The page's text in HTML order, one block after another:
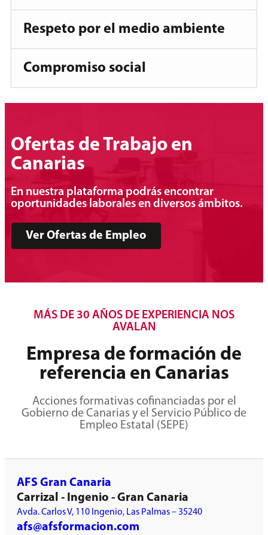
Respeto por el medio ambiente
Compromiso social
Ofertas de Trabajo en
Canarias
En nuestra plataforma podrás encontrar
oportunidades laborales en diversos ámbitos.
Ver Ofertas de Empleo
MÁS DE 30 AÑOS DE EXPERIENCIA NOS
AVALAN
Empresa de formación de
referencia en Canarias
Acciones formativas cofinanciadas por el
Gobierno de Canarias y el Servicio Público de
Empleo Estatal (SEPE)
AFS Gran Canaria
Carrizal - Ingenio - Gran Canaria
Avda. Carlos V, 110 Ingenio, Las Palmas – 35240
afs@afsformacion.com